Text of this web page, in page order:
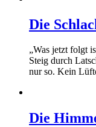
Die
„Was jetzt folgt
Steig durch
nur so. Kein
Die